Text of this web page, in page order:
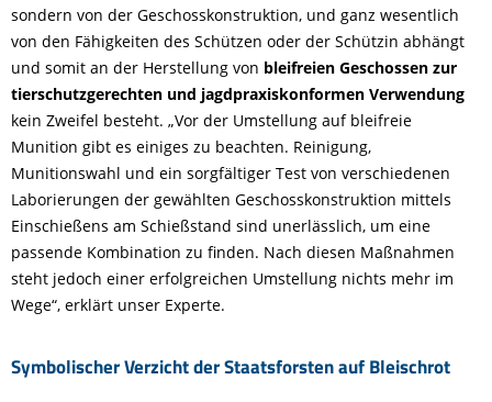
sondern von der Geschosskonstruktion, und ganz wesentlich
von den Fähigkeiten des Schützen oder der Schützin abhängt
und somit an der Herstellung von bleifreien Geschossen zur
tierschutzgerechten und jagdpraxiskonformen Verwendung
kein Zweifel besteht. „Vor der Umstellung auf bleifreie
Munition gibt es einiges zu beachten. Reinigung,
Munitionswahl und ein sorgfältiger Test von verschiedenen
Laborierungen der gewählten Geschosskonstruktion mittels
Einschießens am Schießstand sind unerlässlich, um eine
passende Kombination zu finden. Nach diesen Maßnahmen
steht jedoch einer erfolgreichen Umstellung nichts mehr im
Wege“, erklärt unser Experte.
Symbolischer Verzicht der Staatsforsten auf Bleischrot